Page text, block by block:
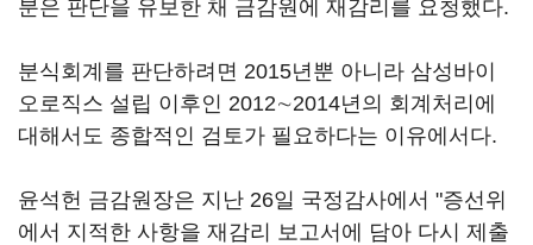
분은 판단을 유보한 채 금감원에 재감리를 요청했다.
분식회계를 판단하려면 2015년뿐 아니라 삼성바이
오로직스 설립 이후인 2012∼2014년의 회계처리에
대해서도 종합적인 검토가 필요하다는 이유에서다.
윤석헌 금감원장은 지난 26일 국정감사에서 "증선위
에서 지적한 사항을 재감리 보고서에 담아 다시 제출